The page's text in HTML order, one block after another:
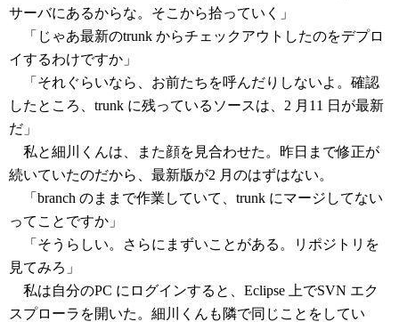
サーバにあるからな。そこから拾っていく」
「じゃあ最新のtrunk からチェックアウトしたのをデプロ
イするわけですか」
「それぐらいなら、お前たちを呼んだりしないよ。確認
したところ、trunk に残っているソースは、2 月11 日が最新
だ」
私と細川くんは、また顔を見合わせた。昨日まで修正が
続いていたのだから、最新版が2 月のはずはない。
「branch のままで作業していて、trunk にマージしてない
ってことですか」
「そうらしい。さらにまずいことがある。リポジトリを
見てみろ」
私は自分のPC にログインすると、Eclipse 上でSVN エク
スプローラを開いた。細川くんも隣で同じことをしてい